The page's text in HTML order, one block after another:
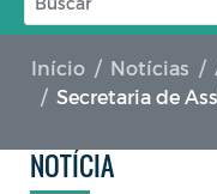
Início Notícias
Secretaria de Assistência Social reforça o compromisso de avançar com o PAA - Programa
NOTÍCIA